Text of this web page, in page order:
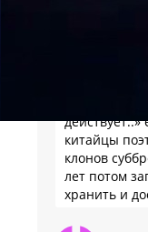
действует..»
китайцы
клонов
лет потом
хранить и